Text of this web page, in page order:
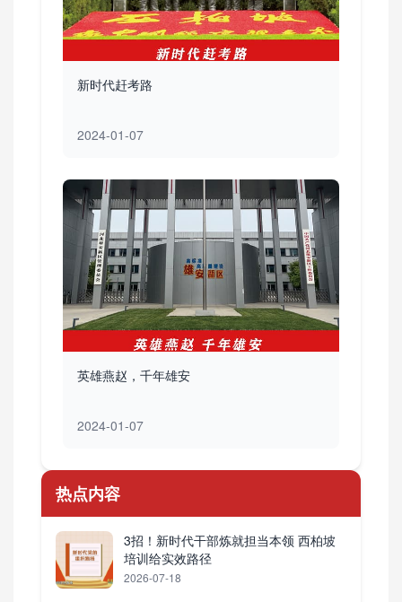
新时代赶考路
2024-01-07
英雄燕赵，千年雄安
2024-01-07
热点内容
3招！新时代干部炼就担当本领 西柏坡
培训给实效路径
2026-07-18